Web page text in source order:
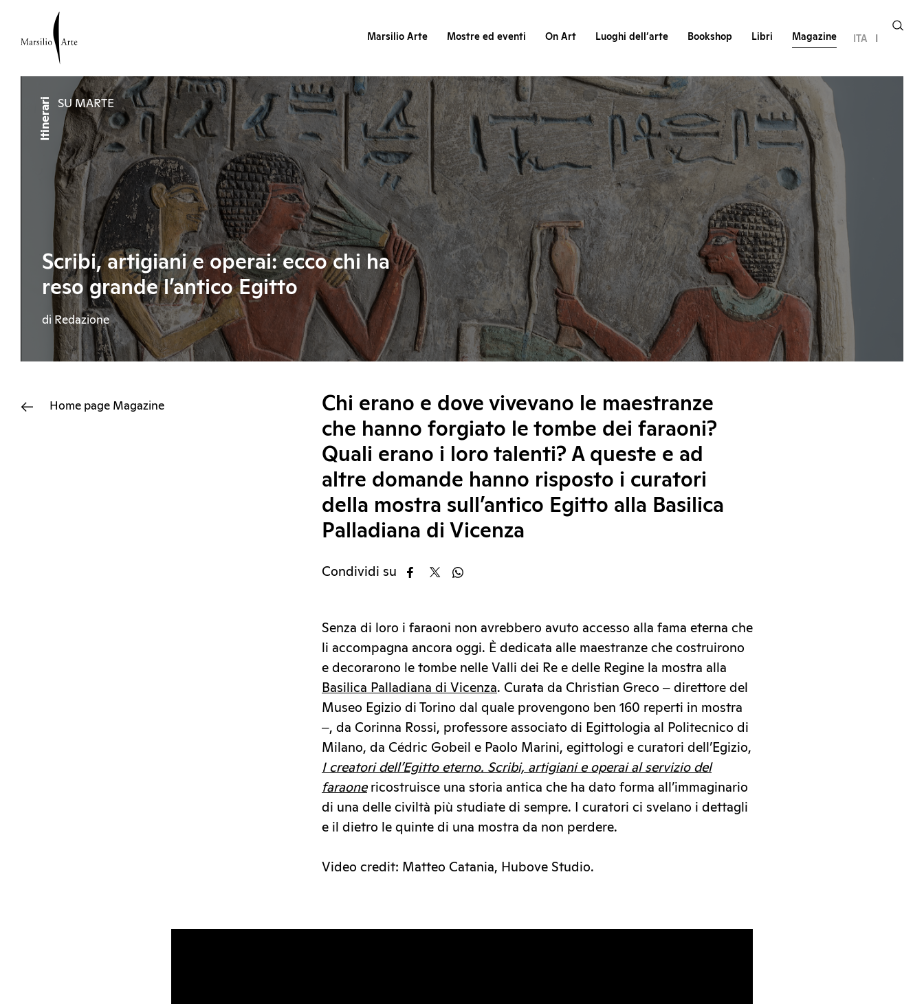
Marsilio Arte Mostre ed eventi On Art Luoghi dell’arte Bookshop Libri Magazine ITA
Itinerari SU MARTE
Scribi, artigiani e operai: ecco chi ha
reso grande l’antico Egitto
di Redazione
Home page Magazine
Chi erano e dove vivevano le maestranze
che hanno forgiato le tombe dei faraoni?
Quali erano i loro talenti? A queste e ad
altre domande hanno risposto i curatori
della mostra sull’antico Egitto alla Basilica
Palladiana di Vicenza
Condividi su
Senza di loro i faraoni non avrebbero avuto accesso alla fama eterna che
li accompagna ancora oggi. È dedicata alle maestranze che costruirono
e decorarono le tombe nelle Valli dei Re e delle Regine la mostra alla
Basilica Palladiana di Vicenza. Curata da Christian Greco ‒ direttore del
Museo Egizio di Torino dal quale provengono ben 160 reperti in mostra
‒, da Corinna Rossi, professore associato di Egittologia al Politecnico di
Milano, da Cédric Gobeil e Paolo Marini, egittologi e curatori dell’Egizio,
I creatori dell’Egitto eterno. Scribi, artigiani e operai al servizio del
faraonericostruisce una storia antica che ha dato forma all’immaginario
di una delle civiltà più studiate di sempre. I curatori ci svelano i dettagli
e il dietro le quinte di una mostra da non perdere.
Video credit: Matteo Catania, Hubove Studio.